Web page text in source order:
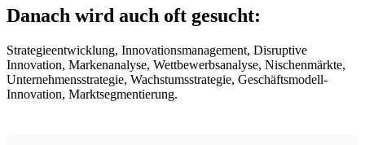
Danach wird auch oft gesucht:
Strategieentwicklung, Innovationsmanagement, Disruptive
Innovation, Markenanalyse, Wettbewerbsanalyse, Nischenmärkte,
Unternehmensstrategie, Wachstumsstrategie, Geschäftsmodell-
Innovation, Marktsegmentierung.